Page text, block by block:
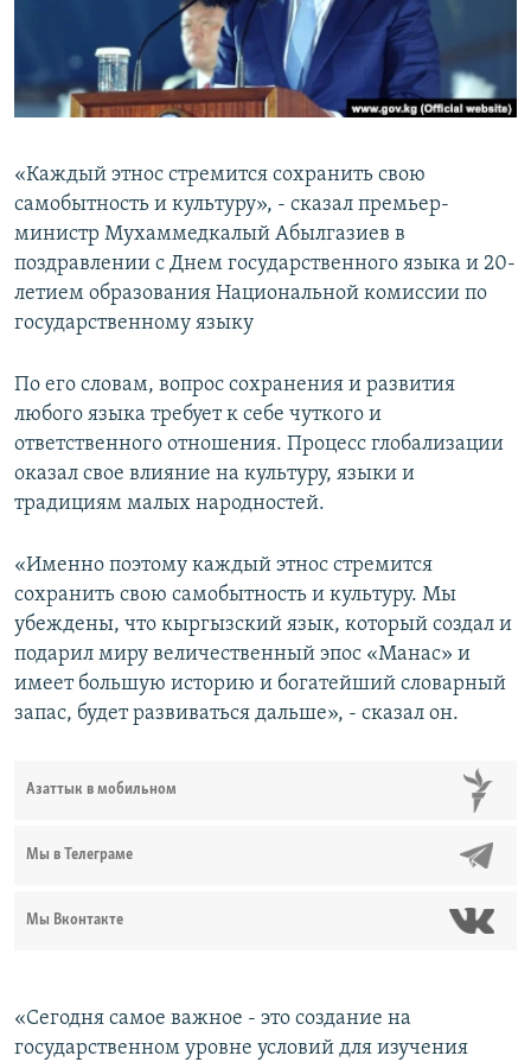
«Каждый этнос стремится сохранить свою
самобытность и культуру», - сказал премьер-
министр Мухаммедкалый Абылгазиев в
поздравлении с Днем государственного языка и 20-
летием образования Национальной комиссии по
государственному языку
По его словам, вопрос сохранения и развития
любого языка требует к себе чуткого и
ответственного отношения. Процесс глобализации
оказал свое влияние на культуру, языки и
традициям малых народностей.
«Именно поэтому каждый этнос стремится
сохранить свою самобытность и культуру. Мы
убеждены, что кыргызский язык, который создал и
подарил миру величественный эпос «Манас» и
имеет большую историю и богатейший словарный
запас, будет развиваться дальше», - сказал он.
Азаттык в мобильном
Мы в Телеграме
Мы Вконтакте
«Сегодня самое важное - это создание на
государственном уровне условий для изучения